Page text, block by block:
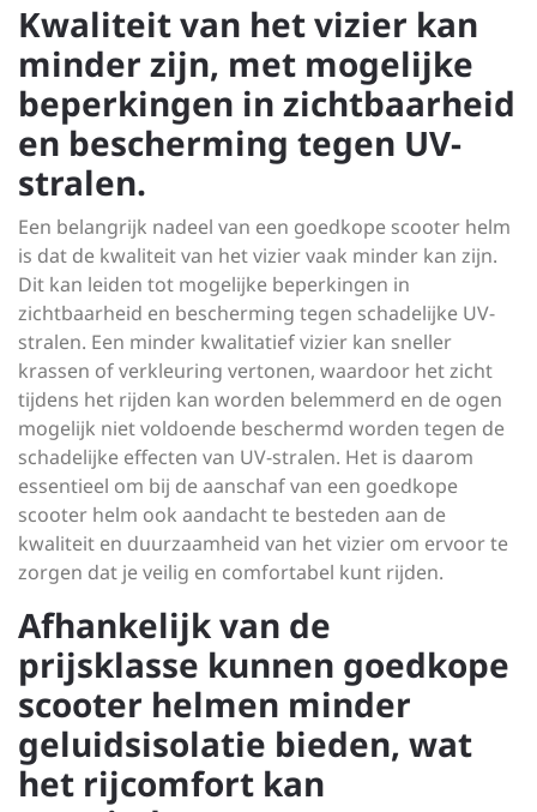
Kwaliteit van het vizier kan
minder zijn, met mogelijke
beperkingen in zichtbaarheid
en bescherming tegen UV-
stralen.
Een belangrijk nadeel van een goedkope scooter helm
is dat de kwaliteit van het vizier vaak minder kan zijn.
Dit kan leiden tot mogelijke beperkingen in
zichtbaarheid en bescherming tegen schadelijke UV-
stralen. Een minder kwalitatief vizier kan sneller
krassen of verkleuring vertonen, waardoor het zicht
tijdens het rijden kan worden belemmerd en de ogen
mogelijk niet voldoende beschermd worden tegen de
schadelijke effecten van UV-stralen. Het is daarom
essentieel om bij de aanschaf van een goedkope
scooter helm ook aandacht te besteden aan de
kwaliteit en duurzaamheid van het vizier om ervoor te
zorgen dat je veilig en comfortabel kunt rijden.
Afhankelijk van de
prijsklasse kunnen goedkope
scooter helmen minder
geluidsisolatie bieden, wat
het rijcomfort kan